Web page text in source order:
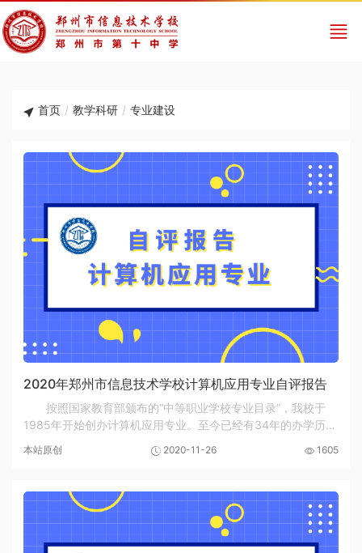
首页 / 教学科研 / 专业建设
2020年郑州市信息技术学校计算机应用专业自评报告
按照国家教育部颁布的“中等职业学校专业目录”，我校于
1985年开始创办计算机应用专业。至今已经有34年的办学历
会议上，李克强总理在政府工作报告中首次提出“...
本站原创 2020-11-26 1605